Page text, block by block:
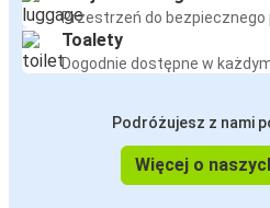
Przestrzeń do
Toalety
Dogodnie dostępne w
Podróżujesz z nami
Więcej o